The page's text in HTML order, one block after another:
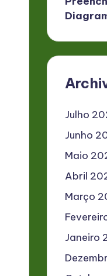
Julho
Junho
Maio
Abril
Março
Janeiro